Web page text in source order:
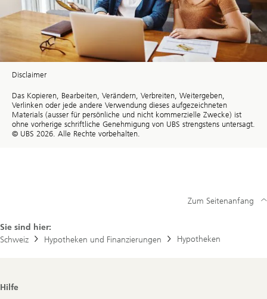
Disclaimer
Das Kopieren, Bearbeiten, Verändern, Verbreiten, Weitergeben,
Verlinken oder jede andere Verwendung dieses aufgezeichneten
Materials (ausser für persönliche und nicht kommerzielle Zwecke) ist
ohne vorherige schriftliche Genehmigung von UBS strengstens untersagt.
© UBS 2026. Alle Rechte vorbehalten.
Sie sind hier:
Schweiz
Hypotheken und Finanzierungen Hypotheken
Zum Seitenanfang
Footer
Hilfe